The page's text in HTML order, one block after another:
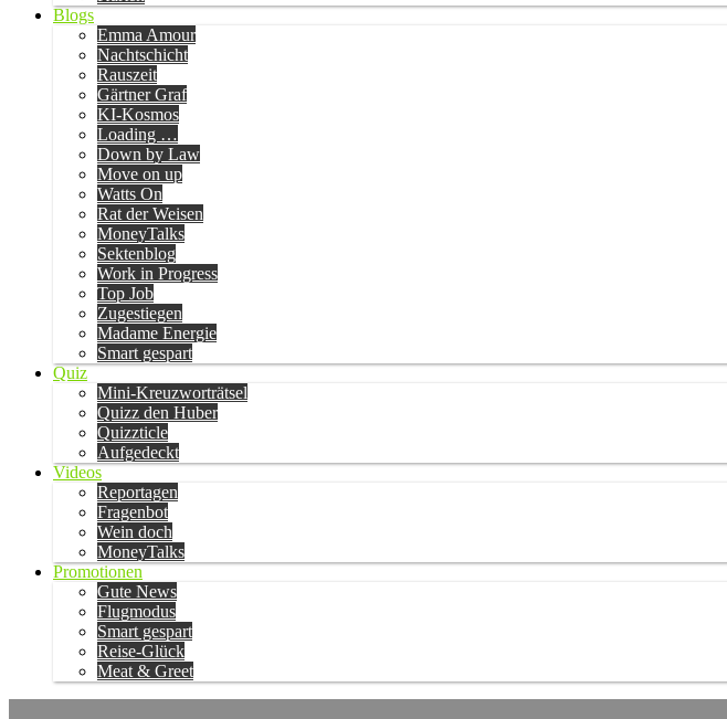
Blogs
Emma Amour
Nachtschicht
Rauszeit
Gärtner Graf
KI-Kosmos
Loading …
Down by Law
Move on up
Watts On
Rat der Weisen
MoneyTalks
Sektenblog
Work in Progress
Top Job
Zugestiegen
Madame Energie
Smart gespart
Quiz
Mini-Kreuzworträtsel
Quizz den Huber
Quizzticle
Aufgedeckt
Videos
Reportagen
Fragenbot
Wein doch
MoneyTalks
Promotionen
Gute News
Flugmodus
Smart gespart
Reise-Glück
Meat & Greet